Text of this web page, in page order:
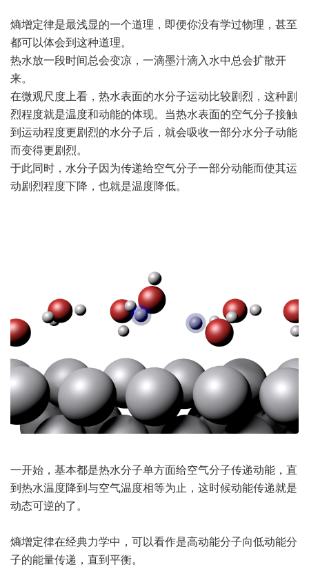
熵增定律是最浅显的一个道理，即便你没有学过物理，甚至
都可以体会到这种道理。
热水放一段时间总会变凉，一滴墨汁滴入水中总会扩散开
来。
在微观尺度上看，热水表面的水分子运动比较剧烈，这种剧
烈程度就是温度和动能的体现。当热水表面的空气分子接触
到运动程度更剧烈的水分子后，就会吸收一部分水分子动能
而变得更剧烈。
于此同时，水分子因为传递给空气分子一部分动能而使其运
动剧烈程度下降，也就是温度降低。
一开始，基本都是热水分子单方面给空气分子传递动能，直
到热水温度降到与空气温度相等为止，这时候动能传递就是
动态可逆的了。
熵增定律在经典力学中，可以看作是高动能分子向低动能分
子的能量传递，直到平衡。